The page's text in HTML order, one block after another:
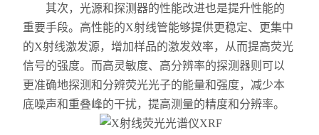
荧光分光光度计（分子荧光
X射线衍射仪（XRD）
激光光散射仪
扫描电镜（SEM）
其次，光源和探测器的性能改进也是提升性能的
重要手段。高性能的X射线管能够提供更稳定、更集中
的X射线激发源，增加样品的激发效率，从而提高荧光
信号的强度。而高灵敏度、高分辨率的探测器则可以
更准确地探测和分辨荧光光子的能量和强度，减少本
底噪声和重叠峰的干扰，提高测量的精度和分辨率。